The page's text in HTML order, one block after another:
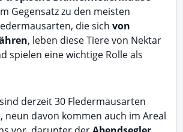
Gegensatz zu den meisten
die sich von
, leben diese Tiere von Nektar
spielen eine wichtige Rolle als
derzeit 30 Fledermausarten
neun davon kommen auch im Areal